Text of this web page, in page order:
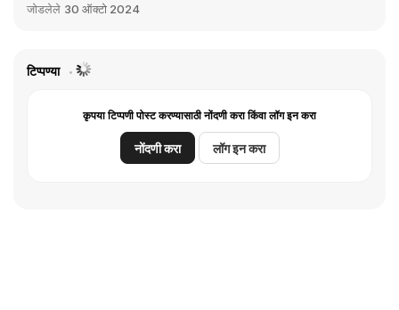
जोडलेले 30 ऑक्टो 2024
टिप्पण्या
कृपया टिप्पणी पोस्ट करण्यासाठी नोंदणी करा किंवा लॉग इन करा
नोंदणी करा लॉग इन करा